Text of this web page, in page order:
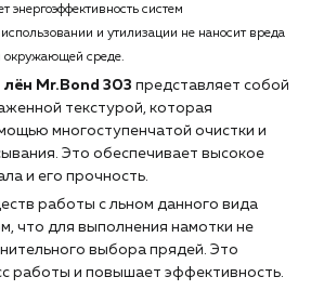
энергоэффективность систем
использовании и утилизации не наносит вреда
окружающей среде.
Mr.Bond 303 представляет собой
текстурой, которая
многоступенчатой очистки и
Это обеспечивает высокое
и его прочность.
работы с льном данного вида
что для выполнения намотки не
выбора прядей. Это
работы и повышает эффективность.